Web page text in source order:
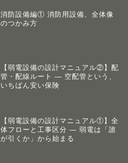
消防設備編① 消防用設備、全体像
のつかみ方
【弱電設備の設計マニュアル②】配
管・配線ルート ― 空配管という、
いちばん安い保険
【弱電設備の設計マニュアル①】全
体フローと工事区分 ― 弱電は「誰
が引くか」から始まる